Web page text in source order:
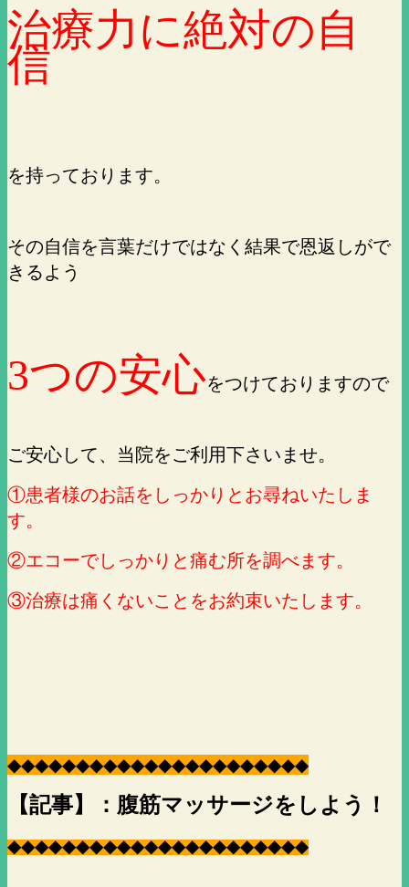
治療力に絶対の自
信
を持っております。
その自信を言葉だけではなく結果で恩返しがで
きるよう
3つの安心をつけておりますので
ご安心して、当院をご利用下さいませ。
①患者様のお話をしっかりとお尋ねいたしま
す。
②エコーでしっかりと痛む所を調べます。
③治療は痛くないことをお約束いたします。
◆◆◆◆◆◆◆◆◆◆◆◆◆◆◆◆◆◆◆◆◆◆
【記事】：腹筋マッサージをしよう！
◆◆◆◆◆◆◆◆◆◆◆◆◆◆◆◆◆◆◆◆◆◆